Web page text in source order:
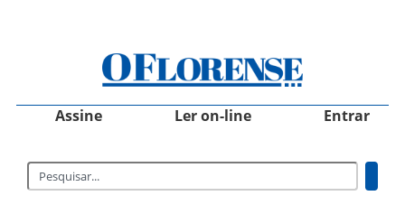
Assine Ler on-line Entrar